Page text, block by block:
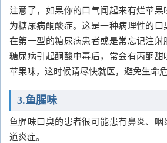
注意了，如果你的口气闻起来有烂苹
为糖尿病酮酸症。这是一种病理性的
在第一型的糖尿病患者或是常忘记注射
糖尿病引起酮酸中毒后，常会有丙酮
苹果味，这时候请尽快就医，避免生命危
3.鱼腥味
鱼腥味口臭的患者很可能患有鼻炎、
道炎症。